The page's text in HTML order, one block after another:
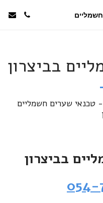
בביצרון
בביצרון
054-